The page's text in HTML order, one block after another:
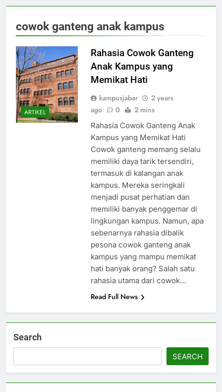
cowok ganteng anak kampus
ARTIKEL
Rahasia Cowok Ganteng
Anak Kampus yang
Memikat Hati
kampusjabar
2 years
ago
0 2 mins
Rahasia Cowok Ganteng Anak
Kampus yang Memikat Hati
Cowok ganteng memang selalu
memiliki daya tarik tersendiri,
termasuk di kalangan anak
kampus. Mereka seringkali
menjadi pusat perhatian dan
memiliki banyak penggemar di
lingkungan kampus. Namun, apa
sebenarnya rahasia dibalik
pesona cowok ganteng anak
kampus yang mampu memikat
hati banyak orang? Salah satu
rahasia utama dari cowok…
Read Full News
Search
SEARCH